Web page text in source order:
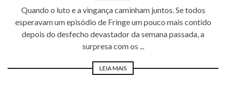
Quando o luto e a vingança caminham juntos. Se todos
esperavam um episódio de Fringe um pouco mais contido
depois do desfecho devastador da semana passada, a
surpresa com os ...
LEIA MAIS